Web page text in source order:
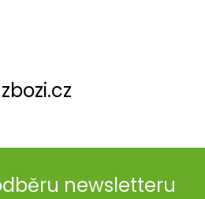
newsletteru